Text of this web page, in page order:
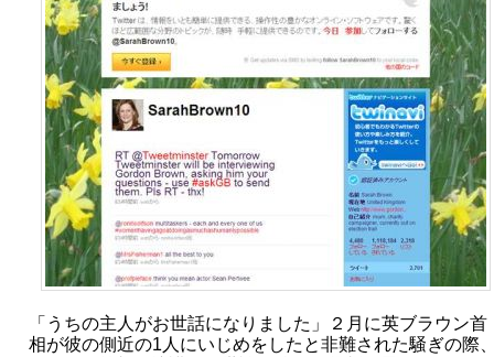
「うちの主人がお世話になりました」２月に英ブラウン首
相が彼の側近の1人にいじめをしたと非難された騒ぎの際